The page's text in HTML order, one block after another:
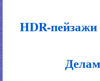
HDR-пейзажи